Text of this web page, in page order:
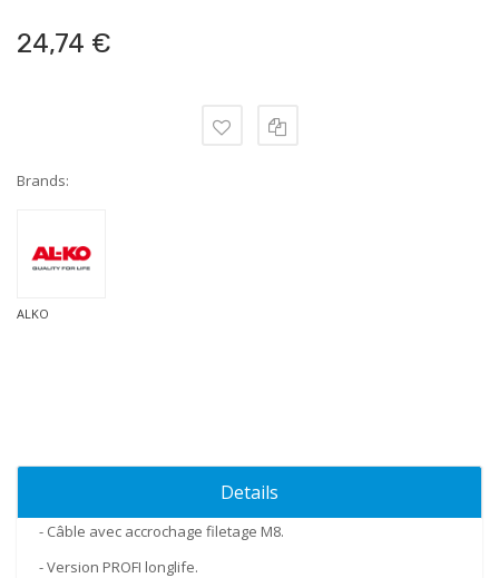
24,74 €
Brands:
ALKO
Details
- Câble avec accrochage filetage M8.
- Version PROFI longlife.